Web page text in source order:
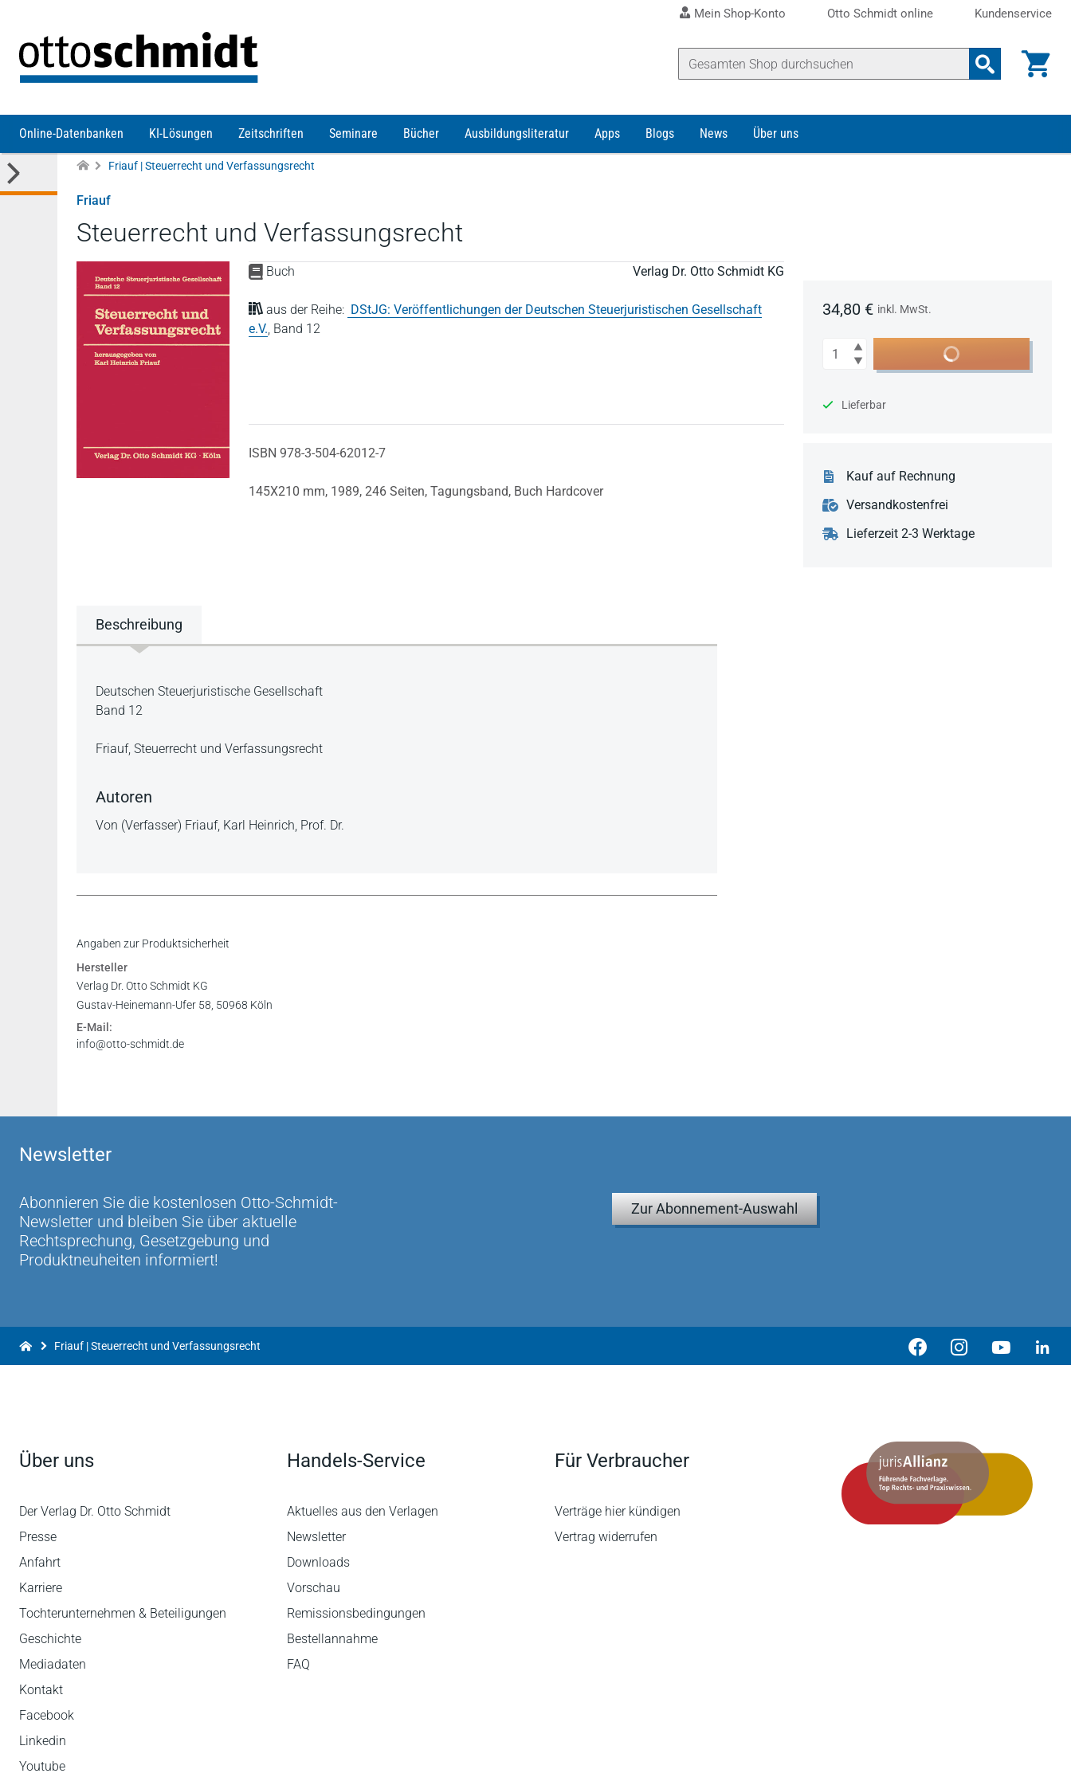
Mein Shop-Konto Otto Schmidt online Kundenservice
Online-Datenbanken KI-Lösungen Zeitschriften Seminare Bücher Ausbildungsliteratur Apps Blogs News Über uns
Friauf | Steuerrecht und Verfassungsrecht
Friauf
Steuerrecht und Verfassungsrecht
Buch Verlag Dr. Otto Schmidt KG
aus der Reihe: DStJG: Veröffentlichungen der Deutschen Steuerjuristischen Gesellschaft
e.V., Band 12
ISBN 978-3-504-62012-7
145X210 mm, 1989, 246 Seiten, Tagungsband, Buch Hardcover
34,80 € inkl. MwSt.
Anzahl In den Warenkorb
Lieferbar
Kauf auf Rechnung
Versandkostenfrei
Lieferzeit 2-3 Werktage
Beschreibung
Beschreibung
Deutschen Steuerjuristische Gesellschaft
Band 12
Friauf, Steuerrecht und Verfassungsrecht
Autoren
Von (Verfasser) Friauf, Karl Heinrich, Prof. Dr.
Angaben zur Produktsicherheit
Hersteller
Verlag Dr. Otto Schmidt KG
Gustav-Heinemann-Ufer 58, 50968 Köln
E-Mail:
info@otto-schmidt.de
Newsletter
Abonnieren Sie die kostenlosen Otto-Schmidt-
Newsletter und bleiben Sie über aktuelle
Rechtsprechung, Gesetzgebung und
Produktneuheiten informiert!
Zur Abonnement-Auswahl
Friauf | Steuerrecht und Verfassungsrecht
Über uns
Der Verlag Dr. Otto Schmidt
Presse
Anfahrt
Karriere
Tochterunternehmen & Beteiligungen
Geschichte
Mediadaten
Kontakt
Facebook
Linkedin
Youtube
Handels-Service
Aktuelles aus den Verlagen
Newsletter
Downloads
Vorschau
Remissionsbedingungen
Bestellannahme
FAQ
Für Verbraucher
Verträge hier kündigen
Vertrag widerrufen